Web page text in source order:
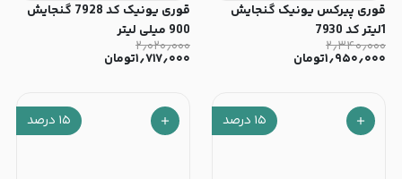
قوری پیرکس یونیک گنجایش
1لیتر کد 7930
۲٫۳۴۰٫۰۰۰
۱٫۹۵۰٫۰۰۰تومان
قوری یونیک کد 7928 گنجایش
900 میلی لیتر
۲٫۰۲۰٫۰۰۰
۱٫۷۱۷٫۰۰۰تومان
۱۵ درصد ۱۵ درصد